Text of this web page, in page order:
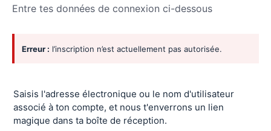
Entre tes données de connexion ci-dessous
Se
connecter
Erreur : l’inscription n’est actuellement pas autorisée.
Saisis l'adresse électronique ou le nom d'utilisateur
associé à ton compte, et nous t'enverrons un lien
magique dans ta boîte de réception.